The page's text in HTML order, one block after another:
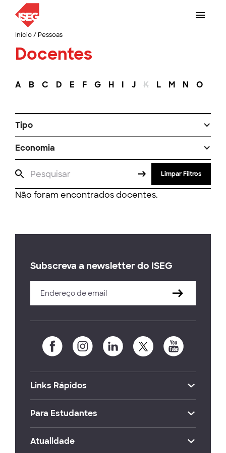
Início/ Pessoas
Docentes
A B C D E F G H I J K L M N O
Tipo
Economia
Limpar Filtros
Não foram encontrados docentes.
Subscreva a newsletter do ISEG
Links Rápidos
Para Estudantes
Atualidade